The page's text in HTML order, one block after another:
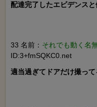
配達完了したエビデンス
33 名前： それでも動く名
ID:3+fmSQKC0.net
適当過ぎてドアだけ撮っ